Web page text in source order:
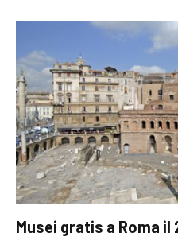
Musei gratis a Roma